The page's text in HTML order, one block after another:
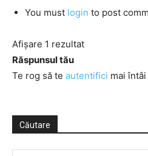
You must login to post
Afișare 1 rezultat
Răspunsul tău
Te rog să te autentifici mai
Căutare